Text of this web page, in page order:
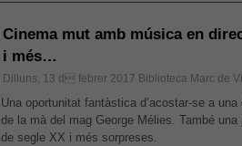
Cinema mut amb música en
i més…
Dilluns, 13 d febrer 2017 Biblioteca Marc de
Una oportunitat fantàstica d’acostar-se a
de la mà del mag George Mélies. També
de segle XX i més sorpreses.